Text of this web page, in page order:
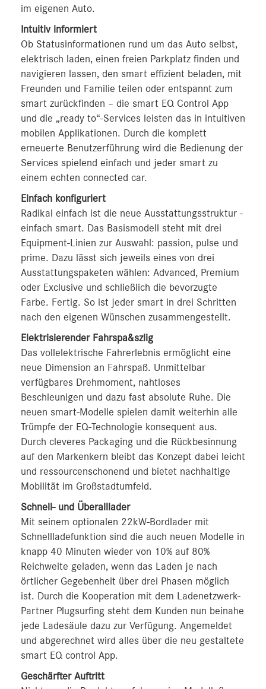
im eigenen Auto.
Intuitiv informiert
Ob Statusinformationen rund um das Auto selbst,
elektrisch laden, einen freien Parkplatz finden und
navigieren lassen, den smart effizient beladen, mit
Freunden und Familie teilen oder entspannt zum
smart zurückfinden – die smart EQ Control App
und die „ready to“-Services leisten das in intuitiven
mobilen Applikationen. Durch die komplett
erneuerte Benutzerführung wird die Bedienung der
Services spielend einfach und jeder smart zu
einem echten connected car.
Einfach konfiguriert
Radikal einfach ist die neue Ausstattungsstruktur -
einfach smart. Das Basismodell steht mit drei
Equipment-Linien zur Auswahl: passion, pulse und
prime. Dazu lässt sich jeweils eines von drei
Ausstattungspaketen wählen: Advanced, Premium
oder Exclusive und schließlich die bevorzugte
Farbe. Fertig. So ist jeder smart in drei Schritten
nach den eigenen Wünschen zusammengestellt.
Elektrisierender Fahrspa&szlig
Das vollelektrische Fahrerlebnis ermöglicht eine
neue Dimension an Fahrspaß. Unmittelbar
verfügbares Drehmoment, nahtloses
Beschleunigen und dazu fast absolute Ruhe. Die
neuen smart-Modelle spielen damit weiterhin alle
Trümpfe der EQ-Technologie konsequent aus.
Durch cleveres Packaging und die Rückbesinnung
auf den Markenkern bleibt das Konzept dabei leicht
und ressourcenschonend und bietet nachhaltige
Mobilität im Großstadtumfeld.
Schnell- und Überalllader
Mit seinem optionalen 22kW-Bordlader mit
Schnellladefunktion sind die auch neuen Modelle in
knapp 40 Minuten wieder von 10% auf 80%
Reichweite geladen, wenn das Laden je nach
örtlicher Gegebenheit über drei Phasen möglich
ist. Durch die Kooperation mit dem Ladenetzwerk-
Partner Plugsurfing steht dem Kunden nun beinahe
jede Ladesäule dazu zur Verfügung. Angemeldet
und abgerechnet wird alles über die neu gestaltete
smart EQ control App.
Geschärfter Auftritt